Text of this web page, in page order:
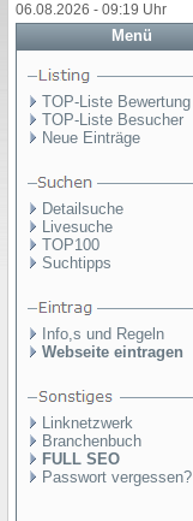
06.08.2026 - 09:19 Uhr
Menü
TOP-Liste Bewertung
TOP-Liste Besucher
Neue Einträge
Detailsuche
Livesuche
TOP100
Suchtipps
Info,s und Regeln
Webseite eintragen
Linknetzwerk
Branchenbuch
FULL SEO
Passwort vergessen?